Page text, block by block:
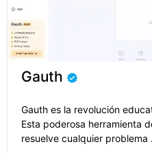
Gauth
Gauth es la revolución
Esta poderosa herramienta
resuelve cualquier problema